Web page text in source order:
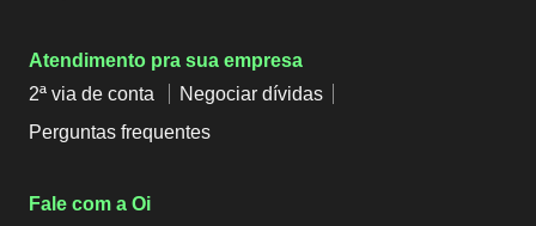
Atendimento pra sua empresa
2ª via de conta
Negociar dívidas
Perguntas frequentes
Fale com a Oi